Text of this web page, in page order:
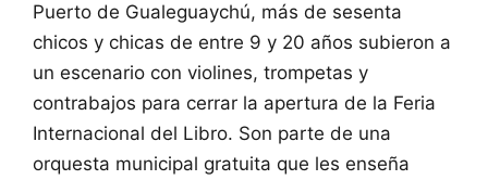
Puerto de Gualeguaychú, más de sesenta
chicos y chicas de entre 9 y 20 años subieron a
un escenario con violines, trompetas y
contrabajos para cerrar la apertura de la Feria
Internacional del Libro. Son parte de una
orquesta municipal gratuita que les enseña